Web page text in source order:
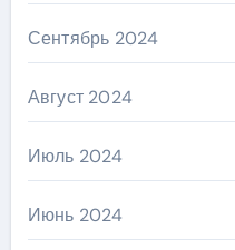
Сентябрь 2024
Август 2024
Июль 2024
Июнь 2024